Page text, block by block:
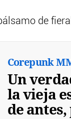
de
Corepunk
Un
la vieja
de